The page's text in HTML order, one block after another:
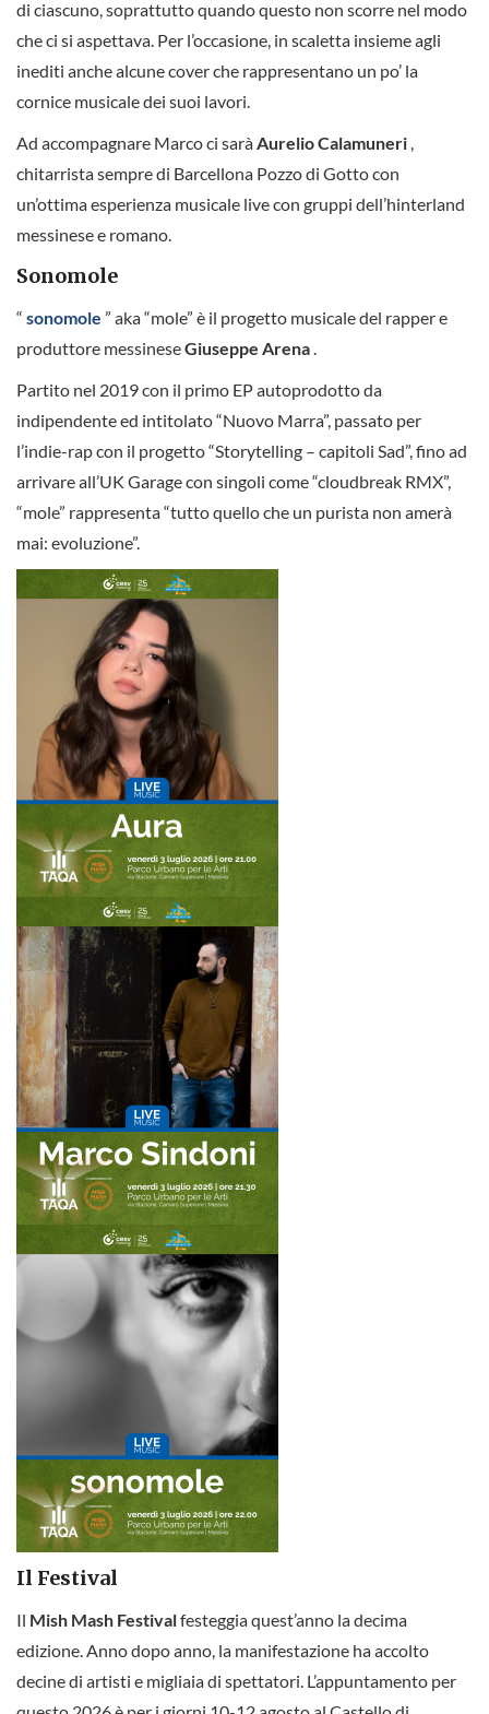
di ciascuno, soprattutto quando questo non scorre nel modo
che ci si aspettava. Per l’occasione, in scaletta insieme agli
inediti anche alcune cover che rappresentano un po’ la
cornice musicale dei suoi lavori.
Ad accompagnare Marco ci sarà Aurelio Calamuneri
chitarrista sempre di Barcellona Pozzo di Gotto con
un’ottima esperienza musicale live con gruppi dell’hinterland
messinese e romano.
Sonomole
“ sonomole ” aka “mole” è il progetto musicale del rapper e
produttore messineseGiuseppe Arena
Partito nel 2019 con il primo EP autoprodotto da
indipendente ed intitolato “Nuovo Marra”, passato per
l’indie-rap con il progetto “Storytelling – capitoli Sad”, fino ad
arrivare all’UK Garage con singoli come “cloudbreak RMX”,
“mole” rappresenta “tutto quello che un purista non amerà
mai: evoluzione”.
Il Festival
Il Mish Mash Festivalfesteggia quest’anno la decima
edizione. Anno dopo anno, la manifestazione ha accolto
decine di artisti e migliaia di spettatori. L’appuntamento per